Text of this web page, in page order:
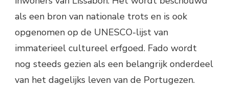
als een bron van nationale trots en is ook
opgenomen op de UNESCO-lijst van
immaterieel cultureel erfgoed. Fado wordt
nog steeds gezien als een belangrijk onderdeel
van het dagelijks leven van de Portugezen.